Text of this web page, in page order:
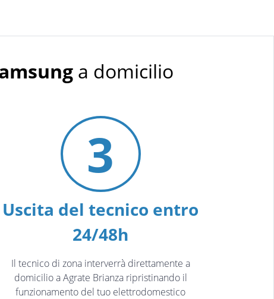
a domicilio
3
Uscita del tecnico entro
24/48h
Il tecnico di zona interverrà direttamente a
domicilio a Agrate Brianza ripristinando il
funzionamento del tuo elettrodomestico